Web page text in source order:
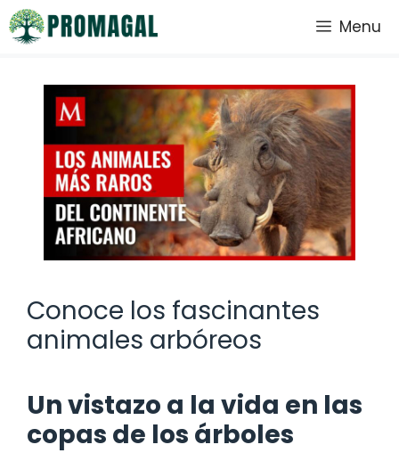
Saltar
al
Menu
Conoce los fascinantes
animales arbóreos
Un vistazo a la vida en las
copas de los árboles